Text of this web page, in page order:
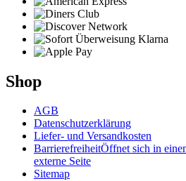
Shop
AGB
Datenschutzerklärung
Liefer- und Versandkosten
BarrierefreiheitÖffnet sich in
externe Seite
Sitemap